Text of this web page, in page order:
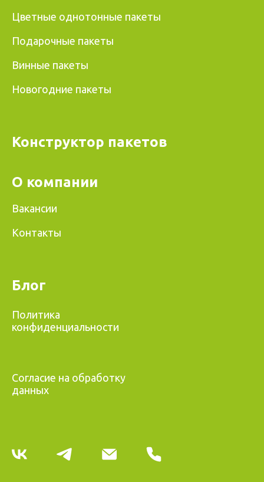
Цветные однотонные пакеты
Подарочные пакеты
Винные пакеты
Новогодние пакеты
Конструктор пакетов
О компании
Вакансии
Контакты
Блог
Политика
конфиденциальности
Согласие на обработку
данных